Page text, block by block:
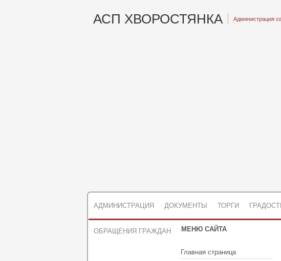
АСП ХВОРОСТЯНКА
Администрация
АДМИНИСТРАЦИЯ ДОКУМЕНТЫ ТОРГИ
ОБРАЩЕНИЯ ГРАЖДАН МЕНЮ САЙТА
Главная страница